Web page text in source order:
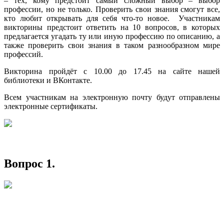
профессии, но не только. Проверить свои знания смогут все,
кто любит открывать для себя что-то новое. Участникам
викторины предстоит ответить на 10 вопросов, в которых
предлагается угадать ту или иную профессию по описанию, а
также проверить свои знания в таком разнообразном мире
профессий.
Викторина пройдёт с 10.00 до 17.45 на сайте нашей
библиотеки и ВКонтакте.
Всем участникам на электронную почту будут отправлены
электронные сертификаты.
Вопрос 1.